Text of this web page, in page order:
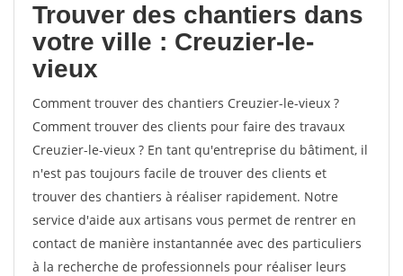
Trouver des chantiers dans
votre ville : Creuzier-le-
vieux
Comment trouver des chantiers Creuzier-le-vieux ?
Comment trouver des clients pour faire des travaux
Creuzier-le-vieux ? En tant qu'entreprise du bâtiment, il
n'est pas toujours facile de trouver des clients et
trouver des chantiers à réaliser rapidement. Notre
service d'aide aux artisans vous permet de rentrer en
contact de manière instantannée avec des particuliers
à la recherche de professionnels pour réaliser leurs